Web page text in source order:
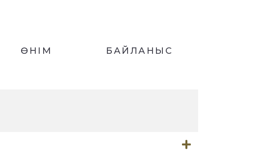
ӨНІМ БАЙЛАНЫС